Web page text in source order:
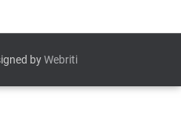
byWebriti